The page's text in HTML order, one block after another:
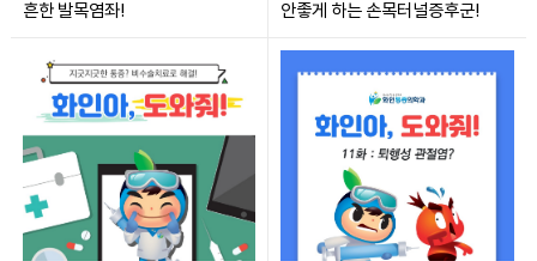
흔한 발목염좌!
안좋게 하는 손목터널증후군!